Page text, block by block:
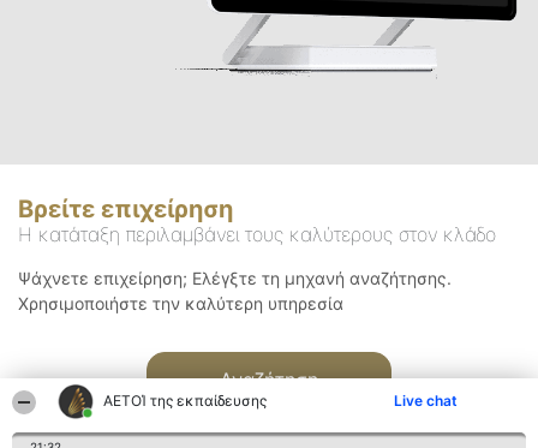
ΑΕΤΟΊ της εκπαίδευσης Live chat
Βρείτε επιχείρηση
Η κατάταξη περιλαμβάνει τους καλύτερους στον κλάδο
Ψάχνετε επιχείρηση; Ελέγξτε τη μηχανή αναζήτησης.
Χρησιμοποιήστε την καλύτερη υπηρεσία
Αναζήτηση